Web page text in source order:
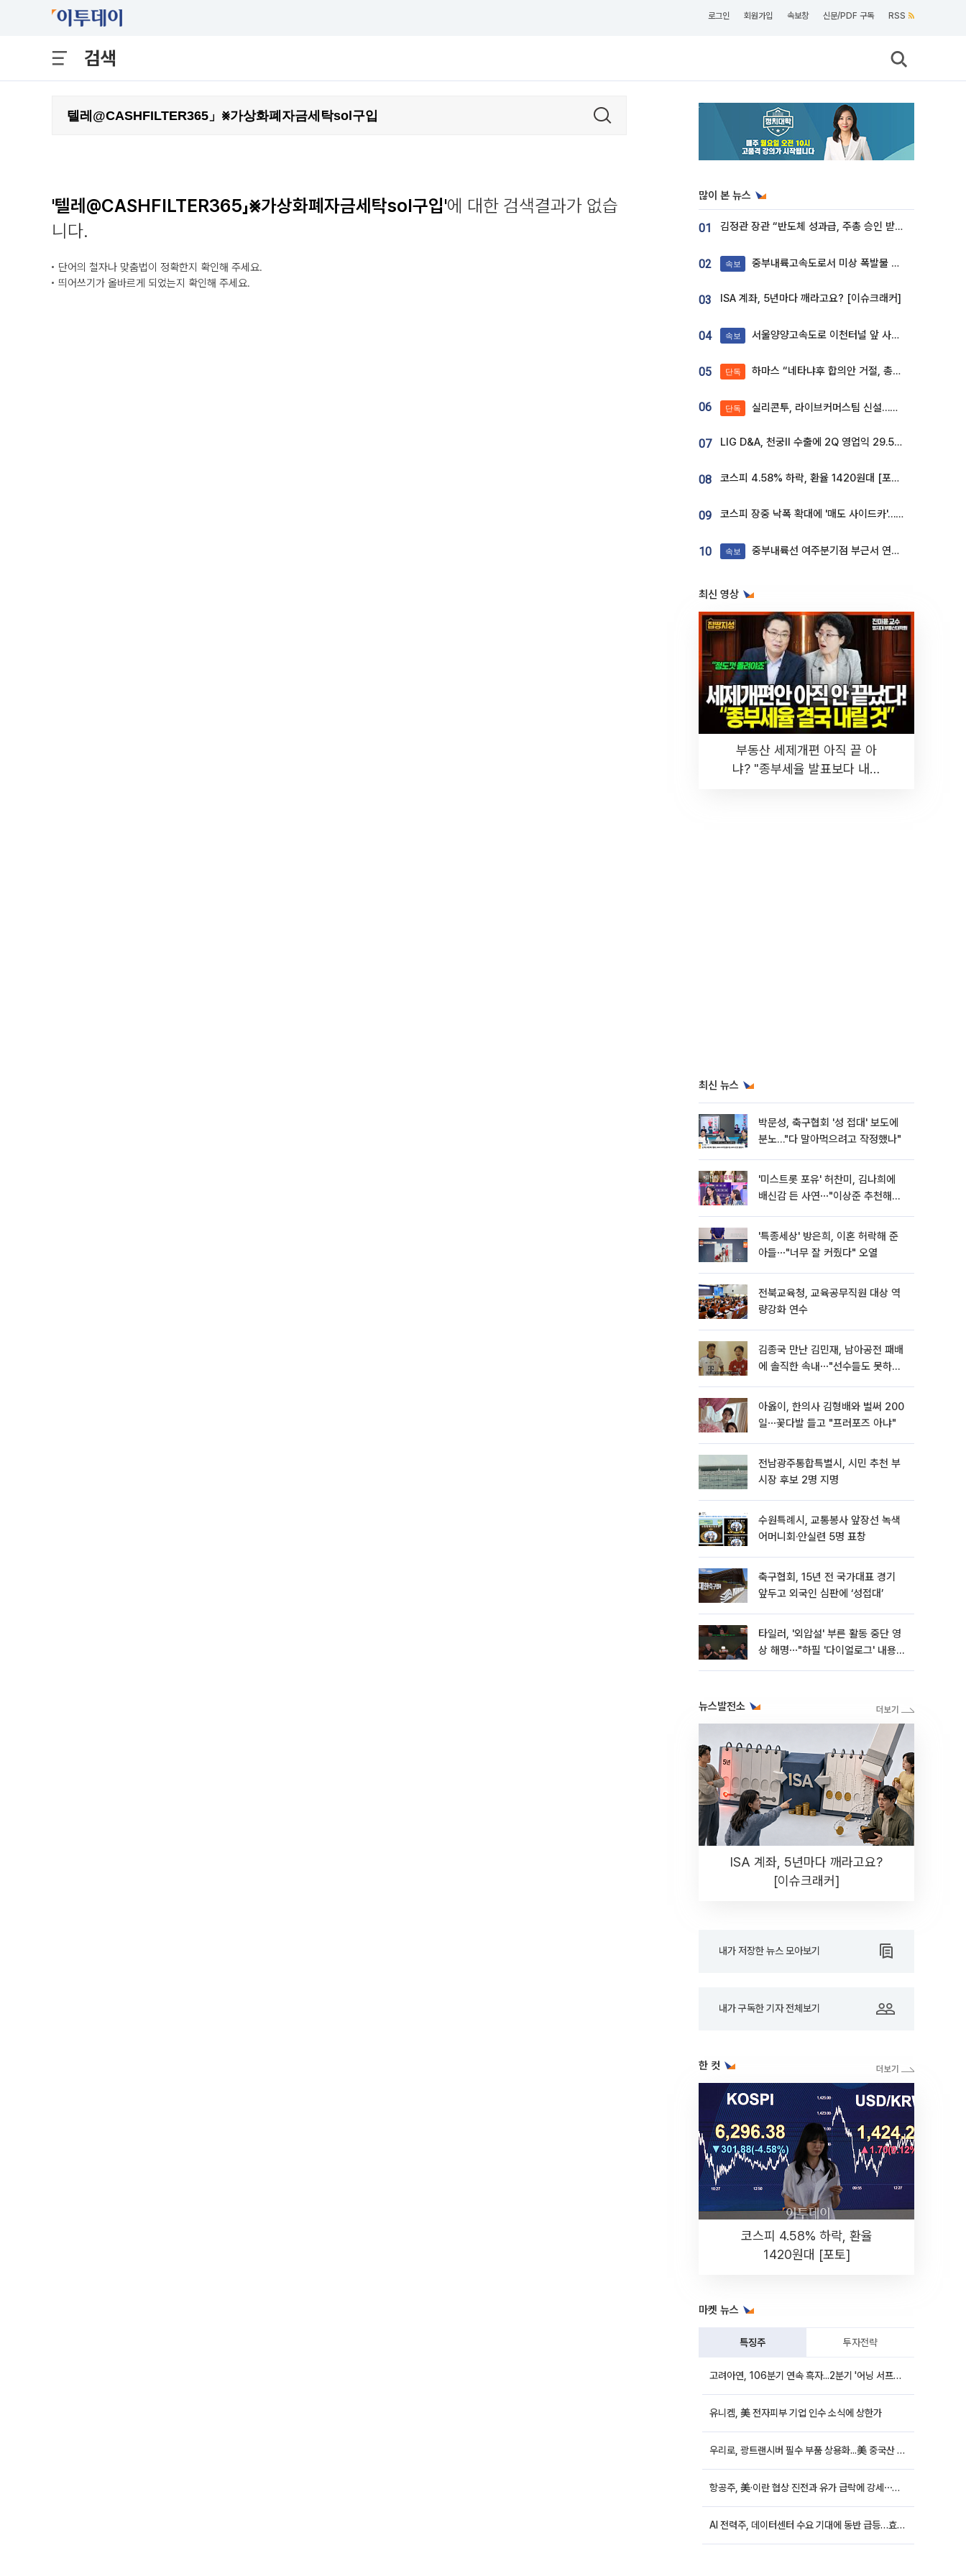
로그인 회원가입 속보창 신문/PDF 구독 RSS
검색
'텔레@CASHFILTER365」⨳가상화폐자금세탁sol구입'에 대한 검색결과가 없습
니다.
단어의 철자나 맞춤법이 정확한지 확인해 주세요.
띄어쓰기가 올바르게 되었는지 확인해 주세요.
많이 본 뉴스
01 김정관 장관 “반도체 성과급, 주총 승인 받도록”…상법·자본시장법 개정 시사
02 속보 중부내륙고속도로서 미상 폭발물 발견
03 ISA 계좌, 5년마다 깨라고요? [이슈크래커]
04 속보 서울양양고속도로 이천터널 앞 사고 발생
05 단독 하마스 “네타냐후 합의안 거절, 총선 앞두고 시간 끌기”
06 단독 실리콘투, 라이브커머스팀 신설…K뷰티 ‘글로벌 판매망’ 확대[K뷰티 라방戰]
07 LIG D&A, 천궁Ⅱ 수출에 2Q 영업익 29.5%↑…수주잔고 24.6조 [종합]
08 코스피 4.58% 하락, 환율 1420원대 [포토]
09 코스피 장중 낙폭 확대에 '매도 사이드카'…외인 2.8조'팔자'· 개인 3.1조 '사자'
10 속보 중부내륙선 여주분기점 부근서 연이은 추돌사고 발생
최신 영상
부동산 세제개편 아직 끝 아
냐? "종부세율 발표보다 내릴
최신 뉴스
박문성, 축구협회 '성 접대' 보도에
분노…"다 말아먹으려고 작정했나"
'미스트롯 포유' 허찬미, 김나희에
배신감 든 사연⋯"이상준 추천해주
'특종세상' 방은희, 이혼 허락해 준
아들⋯"너무 잘 커줬다" 오열
전북교육청, 교육공무직원 대상 역
량강화 연수
김종국 만난 김민재, 남아공전 패배
에 솔직한 속내⋯"선수들도 못하긴
아옳이, 한의사 김형배와 벌써 200
일⋯꽃다발 들고 "프러포즈 아냐"
전남광주통합특별시, 시민 추천 부
시장 후보 2명 지명
수원특례시, 교통봉사 앞장선 녹색
어머니회·안실련 5명 표창
축구협회, 15년 전 국가대표 경기
앞두고 외국인 심판에 ‘성접대’
타일러, '외압설' 부른 활동 중단 영
상 해명⋯"하필 '다이얼로그' 내용이
뉴스발전소
ISA 계좌, 5년마다 깨라고요?
[이슈크래커]
내가 저장한 뉴스 모아보기
내가 구독한 기자 전체보기
한 컷
코스피 4.58% 하락, 환율
1420원대 [포토]
마켓 뉴스
특징주 투자전략
고려아연, 106분기 연속 흑자...2분기 '어닝 서프라이즈'에 장 초반 12%대 강세
유니켐, 美 전자피부 기업 인수 소식에 상한가
우리로, 광트랜시버 필수 부품 상용화...美 중국산 퇴출 추진에 상승세
항공주, 美·이란 협상 진전과 유가 급락에 강세⋯한진칼 8%↑
AI 전력주, 데이터센터 수요 기대에 동반 급등…효성중공업 10%↑